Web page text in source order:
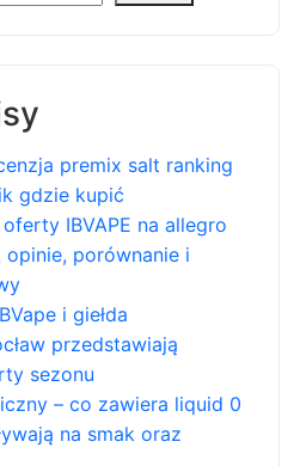
premix salt ranking
gdzie kupić
oferty IBVAPE na allegro
porównanie i
i giełda
przedstawiają
sezonu
– co zawiera liquid 0
na smak oraz